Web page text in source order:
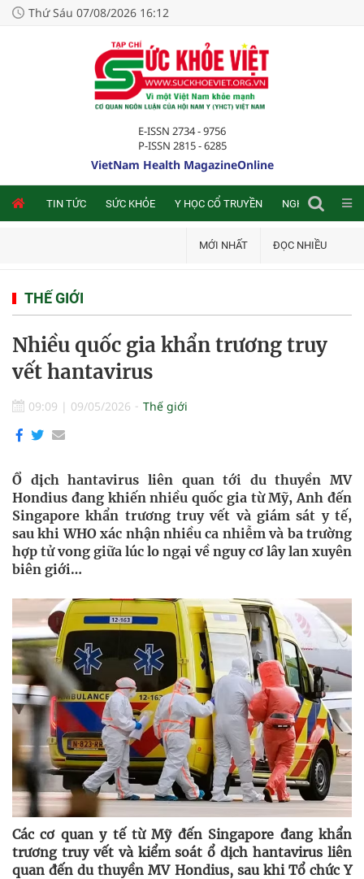
Thứ Sáu 07/08/2026 16:12
E-ISSN 2734 - 9756
P-ISSN 2815 - 6285
VietNam Health MagazineOnline
TIN TỨC SỨC KHỎE Y HỌC CỔ TRUYỀN NGHIÊN CỨU
MỚI NHẤT ĐỌC NHIỀU
THẾ GIỚI
Nhiều quốc gia khẩn trương truy
vết hantavirus
09:09 | 09/05/2026 Thế giới
Ổ dịch hantavirus liên quan tới du thuyền MV
Hondius đang khiến nhiều quốc gia từ Mỹ, Anh đến
Singapore khẩn trương truy vết và giám sát y tế,
sau khi WHO xác nhận nhiều ca nhiễm và ba trường
hợp tử vong giữa lúc lo ngại về nguy cơ lây lan xuyên
biên giới…
Các cơ quan y tế từ Mỹ đến Singapore đang khẩn
trương truy vết và kiểm soát ổ dịch hantavirus liên
quan đến du thuyền MV Hondius, sau khi Tổ chức Y